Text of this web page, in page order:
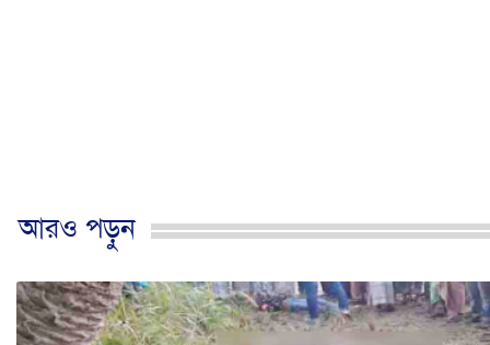
আরও পড়ুন